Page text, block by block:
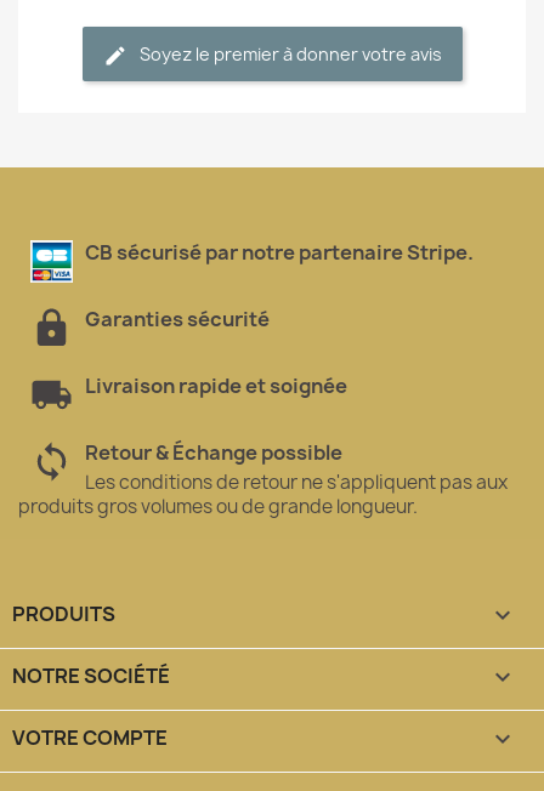
Soyez le premier à donner votre avis
CB sécurisé par notre partenaire Stripe.
Garanties sécurité
Livraison rapide et soignée
Retour & Échange possible
Les conditions de retour ne s'appliquent pas aux
produits gros volumes ou de grande longueur.
PRODUITS 
NOTRE SOCIÉTÉ 
VOTRE COMPTE 